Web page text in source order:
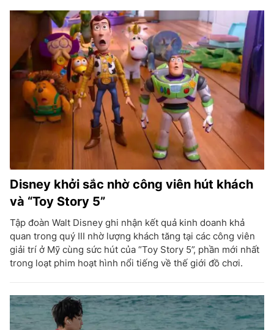
Disney khởi sắc nhờ công viên hút khách
và “Toy Story 5”
Tập đoàn Walt Disney ghi nhận kết quả kinh doanh khả
quan trong quý III nhờ lượng khách tăng tại các công viên
giải trí ở Mỹ cùng sức hút của “Toy Story 5”, phần mới nhất
trong loạt phim hoạt hình nổi tiếng về thế giới đồ chơi.